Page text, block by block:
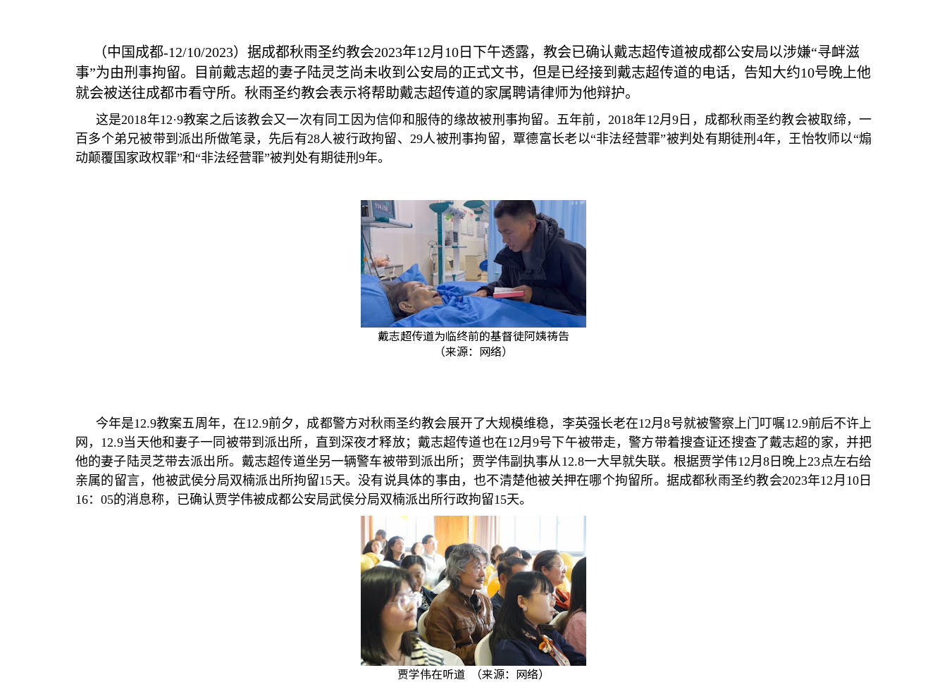
（中国成都-12/10/2023）据成都秋雨圣约教会2023年12月 10 日下午透露，教会已确认戴志超传道被成都公安局以涉嫌“寻衅滋
事”为由刑事拘留。目前戴志超的妻子陆灵芝尚未收到公安局的正式文书，但是已经接到戴志超传道的电话，告知大约10号晚上他
就会被送往成都市看守所。秋雨圣约教会表示将帮助戴志超传道的家属聘请律师为他辩护。
这是2018年12·9教案之后该教会又一次有同工因为信仰和服侍的缘故被刑事拘留。五年前， 2018年12月9 日，成都秋雨圣约教会被取缔，一
百多个弟兄被带到派出所做笔录，先后有28人被行政拘留、29人被刑事拘留，覃德富长老以“非法经营罪”被判处有期徒刑 4年，王怡牧师以“煽
动颠覆国家政权罪”和“非法经营罪”被判处有期徒刑 9年。
戴志超传道为临终前的基督徒阿姨祷告
（来源：网络）
今年是12.9教案五周年，在12.9前夕，成都警方对秋雨圣约教会展开了大规模维稳，李英强长老在12月8号就被警察上门叮嘱12.9前后不许上
网， 12.9当天他和妻子一同被带到派出所，直到深夜才释放；戴志超传道也在12月9号下午被带走，警方带着搜查证还搜查了戴志超的家，并把
他的妻子陆灵芝带去派出所。戴志超传道坐另一辆警车被带到派出所；贾学伟副执事从12.8一大早就失联。根据贾学伟12月 8日晚上23点左右给
亲属的留言，他被武侯分局双楠派出所拘留15天。没有说具体的事由，也不清楚他被关押在哪个拘留所。据成都秋雨圣约教会2023年12月 10日
16： 05的消息称，已确认贾学伟被成都公安局武侯分局双楠派出所行政拘留15天。
贾学伟在听道 （来源：网络）